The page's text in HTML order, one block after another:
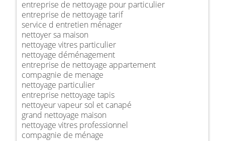
entreprise de nettoyage pour particulier
entreprise de nettoyage tarif
service d entretien ménager
nettoyer sa maison
nettoyage vitres particulier
nettoyage déménagement
entreprise de nettoyage appartement
compagnie de menage
nettoyage particulier
entreprise nettoyage tapis
nettoyeur vapeur sol et canapé
grand nettoyage maison
nettoyage vitres professionnel
compagnie de ménage